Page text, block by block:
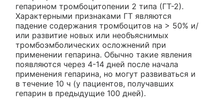
гепарином тромбоцитопении 2 типа (ГТ-2).
Характерными признаками ГТ являются
падение содержания тромбоцитов на > 50% и/
или развитие новых или необъяснимых
тромбоэмболических осложнений при
применении гепарина. Обычно такие явления
появляются через 4-14 дней после начала
применения гепарина, но могут развиваться и
в течение 10 ч (у пациентов, получавших
гепарин в предыдущие 100 дней).